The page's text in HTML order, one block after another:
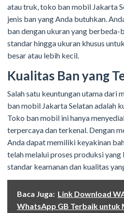
atau truk, toko ban mobil Jakarta
jenis ban yang Anda butuhkan.
ban dengan ukuran yang berbeda-
standar hingga ukuran khusus
besar atau lebih kecil.
Kualitas Ban yang
Salah satu keuntungan utama dari
ban mobil Jakarta Selatan adalah
Toko ban mobil ini hanya
terpercaya dan terkenal. Dengan
Anda dapat memiliki keyakinan
telah melalui proses produksi yang
standar keamanan dan kualitas
Baca Juga: Link Download
WhatsApp GB Terbaik untuk